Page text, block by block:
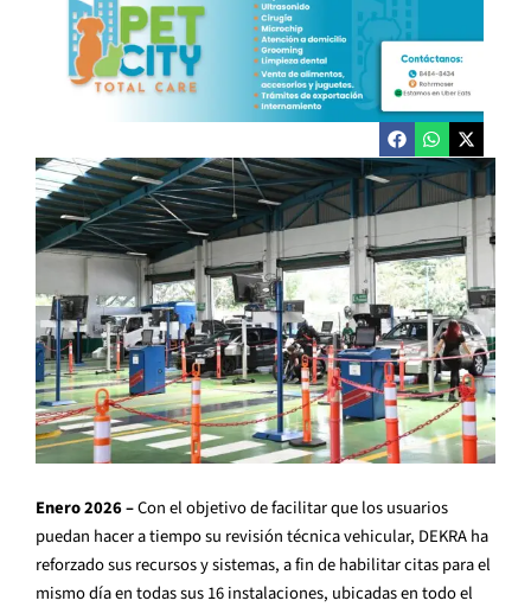
Enero 2026 –Con el objetivo de facilitar que los usuarios
puedan hacer a tiempo su revisión técnica vehicular, DEKRA ha
reforzado sus recursos y sistemas, a fin de habilitar citas para el
mismo día en todas sus 16 instalaciones, ubicadas en todo el